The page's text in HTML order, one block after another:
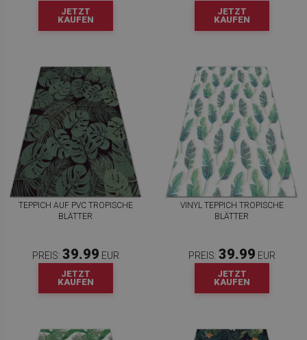
JETZT
KAUFEN
JETZT
KAUFEN
TEPPICH AUF PVC TROPISCHE
BLÄTTER
PREIS: 39.99 EUR
JETZT
KAUFEN
VINYL TEPPICH TROPISCHE
BLÄTTER
PREIS: 39.99 EUR
JETZT
KAUFEN